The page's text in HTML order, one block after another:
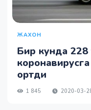
ЖАХОН
Бир кунда 228
ортди
1 845 2020-03-